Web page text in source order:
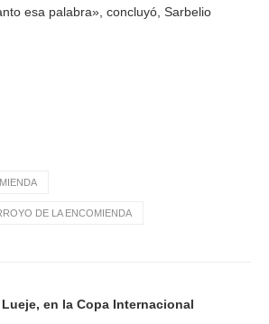
esa palabra», concluyó, Sarbelio
DE LA ENCOMIENDA
en la Copa Internacional